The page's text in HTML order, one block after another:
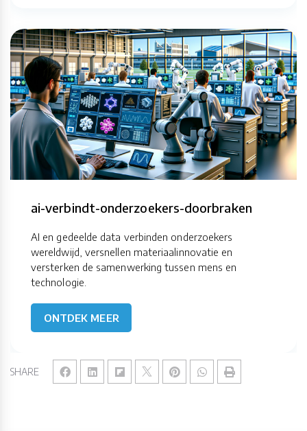
SHARE
ai-verbindt-onderzoekers-doorbraken
AI en gedeelde data verbinden onderzoekers
wereldwijd, versnellen materiaalinnovatie en
versterken de samenwerking tussen mens en
technologie.
ONTDEK MEER